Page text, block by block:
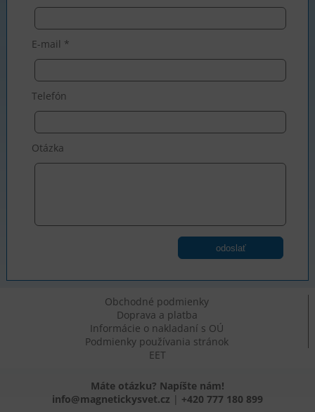
E-mail *
Telefón
Otázka
odoslať
Obchodné podmienky
Doprava a platba
Informácie o nakladaní s OÚ
Podmienky používania stránok
EET
Máte otázku? Napíšte nám!
info@magnetickysvet.cz | +420 777 180 899